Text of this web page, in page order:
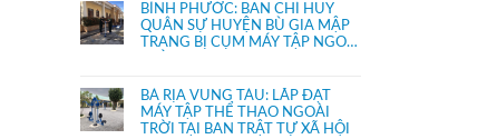
BÌNH PHƯỚC: BAN CHỈ HUY
QUÂN SỰ HUYỆN BÙ GIA MẬP
TRANG BỊ CỤM MÁY TẬP NGOÀI
BÀ RỊA VŨNG TÀU: LẮP ĐẶT
MÁY TẬP THỂ THAO NGOÀI
TRỜI TẠI BAN TRẬT TỰ XÃ HỘI